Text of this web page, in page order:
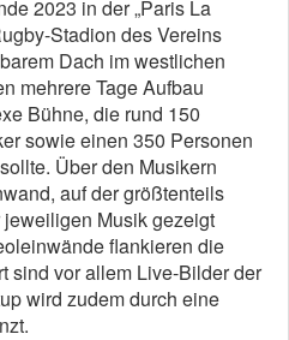
2023 in der „Paris La
Stadion des Vereins
Dach im westlichen
mehrere Tage Aufbau
Bühne, die rund 150
sowie einen 350 Personen
Über den Musikern
auf der größtenteils
Musik gezeigt
flankieren die
sind vor allem Live-Bilder der
wird zudem durch eine